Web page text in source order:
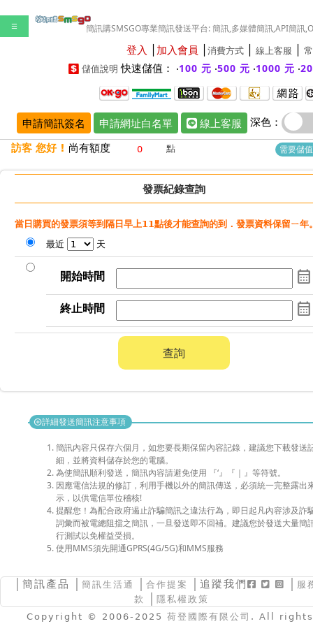
☰ 簡訊購SMSGO專業簡訊發送平台: 簡訊,多媒體簡訊,API簡訊
登入 加入會員 消費方式 線上客服
儲值說明 快速儲值： ‧100 元 ‧500 元 ‧1000 元 ‧
申請簡訊簽名 申請網址白名單 線上客服 深色：
訪客 您好 ! 尚有額度 點 需要儲
發票紀錄查詢
當日購買的發票須等到隔日早上11點後才能查詢的到．發票資料保留ㄧ年
最近
天
開始時間 calendar_month
終止時間 calendar_month
查詢
add_circle詳細發送簡訊注意事項
簡訊內容只保存六個月，如您要長期保留內容記錄，建議您下載發送
細，並將資料儲存於您的電腦。
為使簡訊順利發送，簡訊內容請避免使用 『‘』『｜』等符號。
因應電信法規的修訂，利用手機以外的簡訊傳送，必須統一完整露出
示，以供電信單位稽核!
提醒您！為配合政府遏止詐騙簡訊之違法行為，即日起凡內容涉及詐
詞彙而被電總阻擋之簡訊，一旦發送即不回補。建議您於發送大量簡
行測試以免權益受損。
使用MMS須先開通GPRS(4G/5G)和MMS服務
簡訊產品 簡訊生活通 合作提案 │追蹤我們
服
款
隱私權政策
Copyright © 2006-2025 荷登國際有限公司 . All rights